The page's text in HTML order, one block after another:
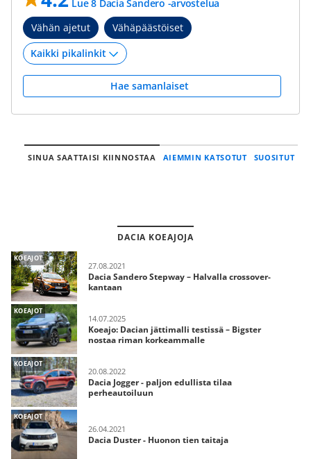
Lue 8 Dacia Sandero -arvostelua
Vähän ajetut
Vähäpäästöiset
Hae samanlaiset
SINUA SAATTAISI KIINNOSTAA AIEMMIN KATSOTUT SUOSITUT
DACIA KOEAJOJA
KOEAJOT
27.08.2021
Dacia Sandero Stepway – Halvalla crossover-
kantaan
KOEAJOT
14.07.2025
Koeajo: Dacian jättimalli testissä – Bigster
nostaa riman korkeammalle
KOEAJOT
20.08.2022
Dacia Jogger - paljon edullista tilaa
perheautoiluun
KOEAJOT
26.04.2021
Dacia Duster - Huonon tien taitaja